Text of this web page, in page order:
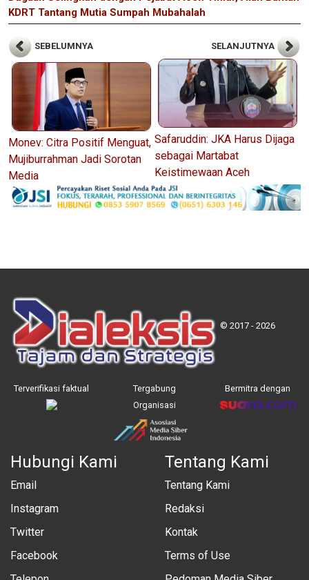
KDRT Tantang Mutia Sumpah Mubahalah
SEBELUMNYA
Monev: Citra Positif Menguat,
Mujiburrahman Jadi Sorotan
Media
SELANJUTNYA
Safaruddin: JKA Harus Dijaga
sebagai Martabat
Keistimewaan Aceh
© 2017 - 2026
Terverifikasi faktual
Tergabung
Organisasi
Bermitra dengan
Hubungi Kami
Email
Instagram
Twitter
Facebook
Tentang Kami
Tentang Kami
Redaksi
Kontak
Terms of Use